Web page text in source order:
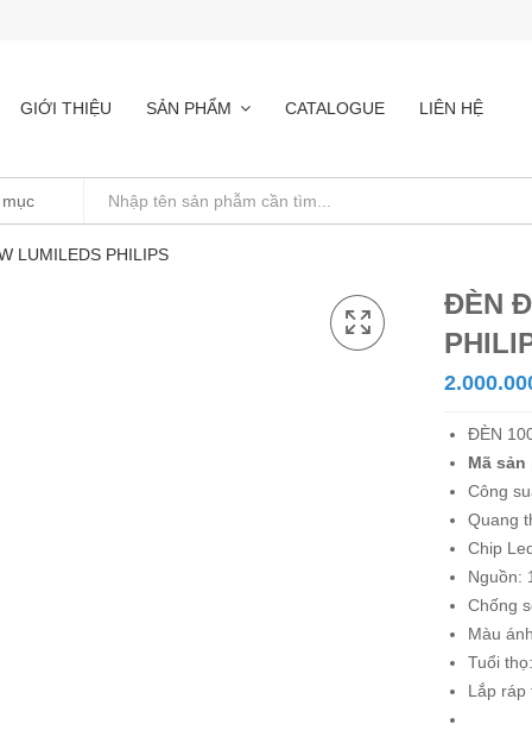
GIỚI THIỆU SẢN PHẨM CATALOGUE LIÊN HỆ
LUMILEDS PHILIPS
ĐÈN
ĐÈN
Mã sản
Công
Quang
Chip
Nguồn:
Chống
Màu
Tuổi
Lắp ráp